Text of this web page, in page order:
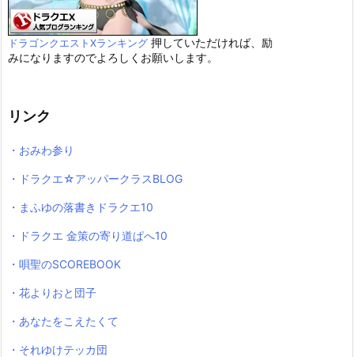
ドラゴンクエストXランキング 押していただければ、励
みになりますのでよろしくお願いします。
リンク
・おみわ参り
・ドラクエ☆アッパークラスBLOG
・まふゆの落書きドラクエ10
・ドラクエ 金策の寄り道ぱへ10
・唄聖のSCOREBOOK
・花よりおと団子
・あなたをこえたくて
・それゆけテッカ団